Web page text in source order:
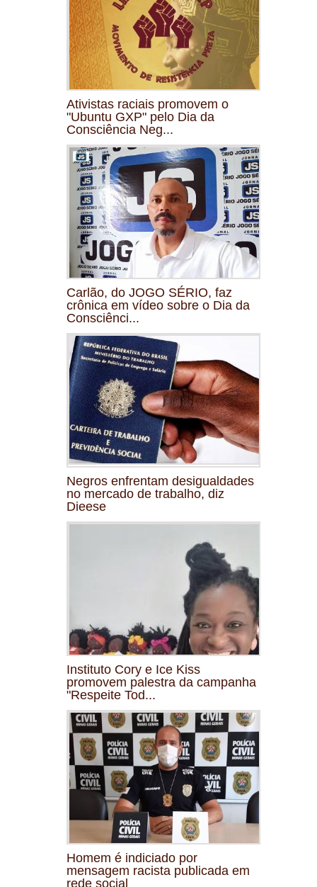
Ativistas raciais promovem o
"Ubuntu GXP" pelo Dia da
Consciência Neg...
Carlão, do JOGO SÉRIO, faz
crônica em vídeo sobre o Dia da
Consciênci...
Negros enfrentam desigualdades
no mercado de trabalho, diz
Dieese
Instituto Cory e Ice Kiss
promovem palestra da campanha
"Respeite Tod...
Homem é indiciado por
mensagem racista publicada em
rede social